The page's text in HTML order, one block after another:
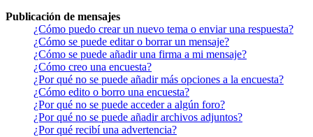
Publicación de mensajes
¿Cómo puedo crear un nuevo tema o enviar una respuesta?
¿Cómo se puede editar o borrar un mensaje?
¿Cómo se puede añadir una firma a mi mensaje?
¿Cómo creo una encuesta?
¿Por qué no se puede añadir más opciones a la encuesta?
¿Cómo edito o borro una encuesta?
¿Por qué no se puede acceder a algún foro?
¿Por qué no se puede añadir archivos adjuntos?
¿Por qué recibí una advertencia?